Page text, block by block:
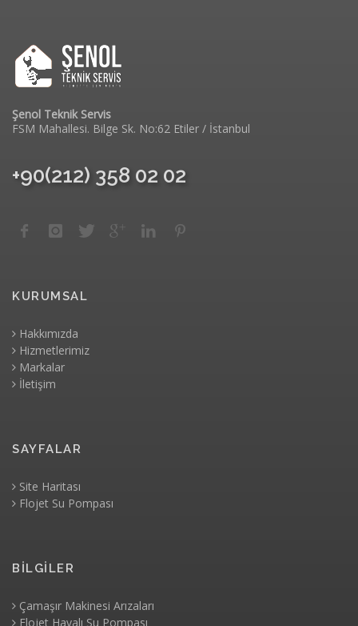
Şenol Teknik Servis
FSM Mahallesi. Bilge Sk. No:62 Etiler / İstanbul
+90(212) 358 02 02
KURUMSAL
Hakkımızda
Hizmetlerimiz
Markalar
İletişim
SAYFALAR
Site Haritası
Flojet Su Pompası
BİLGİLER
Çamaşır Makinesi Arızaları
Flojet Havalı Su Pompası